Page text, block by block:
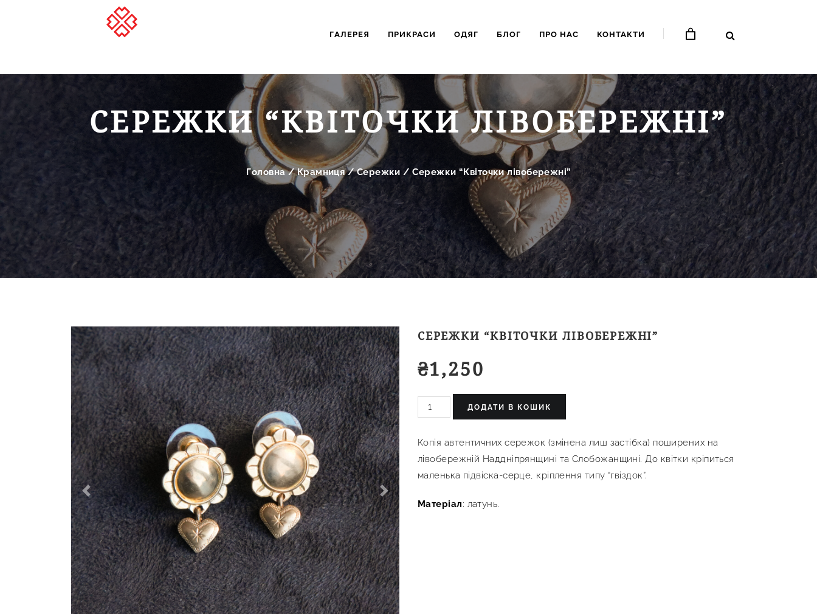
ГАЛЕРЕЯ ПРИКРАСИ ОДЯГ БЛОГ ПРО НАС КОНТАКТИ
СЕРЕЖКИ “КВІТОЧКИ ЛІВОБЕРЕЖНІ”
Головна/Крамниця/Сережки /Сережки “Квіточки лівобережні”
Previous Next
СЕРЕЖКИ “КВІТОЧКИ ЛІВОБЕРЕЖНІ”
₴1,250
ДОДАТИ В КОШИК
Копія автентичних сережок (змінена лиш застібка) поширених на
лівобережній Наддніпрянщині та Слобожанщині. До квітки кріпиться
маленька підвіска-серце, кріплення типу “гвіздок”.
Матеріал: латунь.